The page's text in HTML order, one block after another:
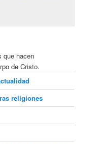
que hacen
de Cristo.
religiones